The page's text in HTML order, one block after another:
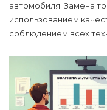
автомобиля. Замена
использованием
соблюдением всех